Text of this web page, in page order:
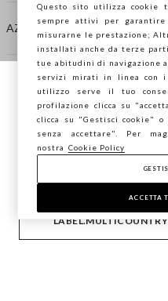
AZIENDA
CONTATTI
STEFANEL LOUNGE
Copyright © Ovs S.p.A.
Stai navigando su
salvare la tua
Questo sito utilizza cookie
sempre attivi per
misurarne le prestazione;
installati anche da terze
tue abitudini di navigazione
servizi mirati in linea con
utilizzo serve il tuo
profilazione clicca su
clicca su "Gestisci cookie"
senza accettare". Per
nostra
Cookie Policy
ACCETTA